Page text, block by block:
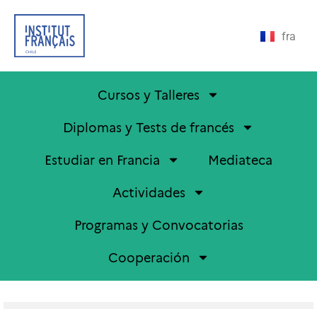
fra
Cursos y Talleres
Diplomas y Tests de francés
Estudiar en Francia
Mediateca
Actividades
Programas y Convocatorias
Cooperación